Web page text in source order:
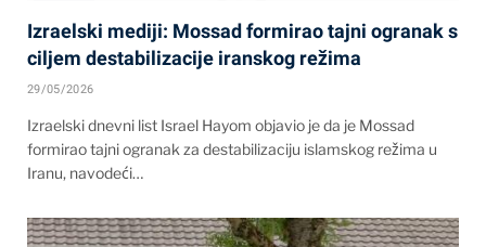
Izraelski mediji: Mossad formirao tajni ogranak s
ciljem destabilizacije iranskog režima
29/05/2026
Izraelski dnevni list Israel Hayom objavio je da je Mossad
formirao tajni ogranak za destabilizaciju islamskog režima u
Iranu, navodeći…